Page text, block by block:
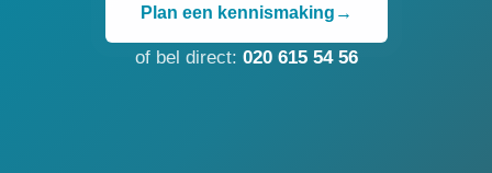
Plan een kennismaking →
of bel direct: 020 615 54 56